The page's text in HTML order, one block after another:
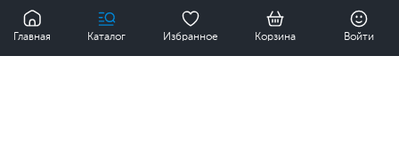
аксессуары в гг. Алматы, Астана и других городах Казахстана.
Главная Каталог Избранное Корзина Войти